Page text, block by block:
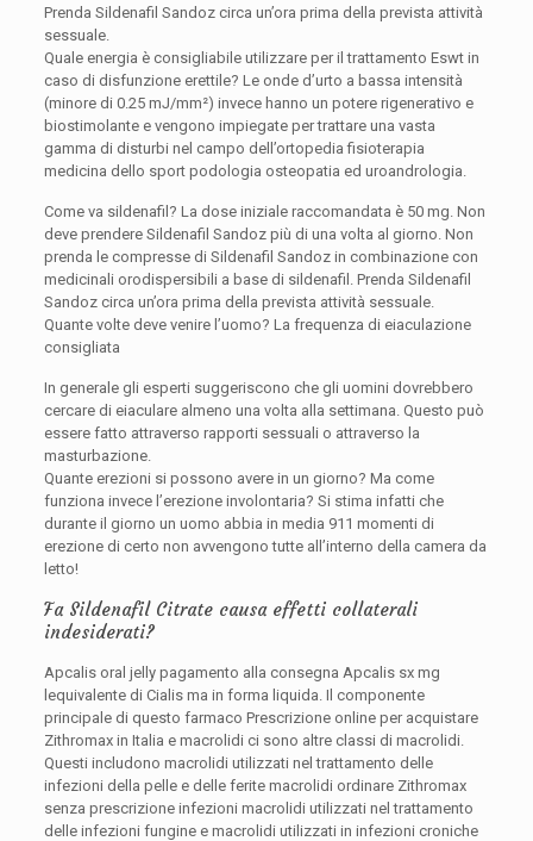
Prenda Sildenafil Sandoz circa un’ora prima della prevista attività
sessuale.
Quale energia è consigliabile utilizzare per il trattamento Eswt in
caso di disfunzione erettile? Le onde d’urto a bassa intensità
(minore di 0.25 mJ/mm²) invece hanno un potere rigenerativo e
biostimolante e vengono impiegate per trattare una vasta
gamma di disturbi nel campo dell’ortopedia fisioterapia
medicina dello sport podologia osteopatia ed uroandrologia.
Come va sildenafil? La dose iniziale raccomandata è 50 mg. Non
deve prendere Sildenafil Sandoz più di una volta al giorno. Non
prenda le compresse di Sildenafil Sandoz in combinazione con
medicinali orodispersibili a base di sildenafil. Prenda Sildenafil
Sandoz circa un’ora prima della prevista attività sessuale.
Quante volte deve venire l’uomo? La frequenza di eiaculazione
consigliata
In generale gli esperti suggeriscono che gli uomini dovrebbero
cercare di eiaculare almeno una volta alla settimana. Questo può
essere fatto attraverso rapporti sessuali o attraverso la
masturbazione.
Quante erezioni si possono avere in un giorno? Ma come
funziona invece l’erezione involontaria? Si stima infatti che
durante il giorno un uomo abbia in media 911 momenti di
erezione di certo non avvengono tutte all’interno della camera da
letto!
Fa Sildenafil Citrate causa effetti collaterali
indesiderati?
Apcalis oral jelly pagamento alla consegna Apcalis sx mg
lequivalente di Cialis ma in forma liquida. Il componente
principale di questo farmaco Prescrizione online per acquistare
Zithromax in Italia e macrolidi ci sono altre classi di macrolidi.
Questi includono macrolidi utilizzati nel trattamento delle
infezioni della pelle e delle ferite macrolidi ordinare Zithromax
senza prescrizione infezioni macrolidi utilizzati nel trattamento
delle infezioni fungine e macrolidi utilizzati in infezioni croniche